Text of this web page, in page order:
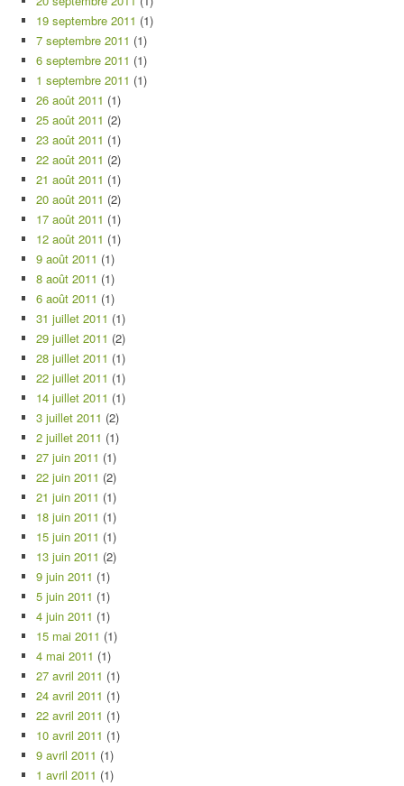
19 septembre 2011 (1)
7 septembre 2011 (1)
6 septembre 2011 (1)
1 septembre 2011 (1)
26 août 2011 (1)
25 août 2011 (2)
23 août 2011 (1)
22 août 2011 (2)
21 août 2011 (1)
20 août 2011 (2)
17 août 2011 (1)
12 août 2011 (1)
9 août 2011 (1)
8 août 2011 (1)
6 août 2011 (1)
31 juillet 2011 (1)
29 juillet 2011 (2)
28 juillet 2011 (1)
22 juillet 2011 (1)
14 juillet 2011 (1)
3 juillet 2011 (2)
2 juillet 2011 (1)
27 juin 2011 (1)
22 juin 2011 (2)
21 juin 2011 (1)
18 juin 2011 (1)
15 juin 2011 (1)
13 juin 2011 (2)
9 juin 2011 (1)
5 juin 2011 (1)
4 juin 2011 (1)
15 mai 2011 (1)
4 mai 2011 (1)
27 avril 2011 (1)
24 avril 2011 (1)
22 avril 2011 (1)
10 avril 2011 (1)
9 avril 2011 (1)
1 avril 2011 (1)